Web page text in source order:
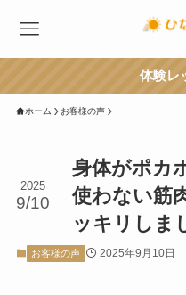
体験レ
ホーム お客様の声
身体がポカ
使わない筋
ッキリしま
2025
9/10
お客様の声 2025年9月10日